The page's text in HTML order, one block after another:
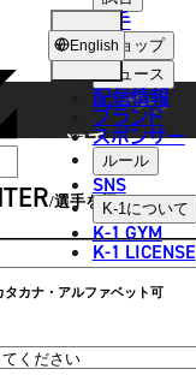
English
選手
ショップ
ニュース
配信情報
ブランド
スポンサー
ルール
SNS
K-1について
K-1 GYM
K-1 LICENSE
FIGHTER
選手
選手を探す
カナ・アルファベット可